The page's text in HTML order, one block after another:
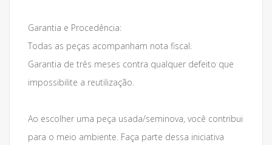
Garantia e Procedência:
Todas as peças acompanham nota fiscal.
Garantia de três meses contra qualquer defeito que
impossibilite a reutilização.
Ao escolher uma peça usada/seminova, você contribui
para o meio ambiente. Faça parte dessa iniciativa